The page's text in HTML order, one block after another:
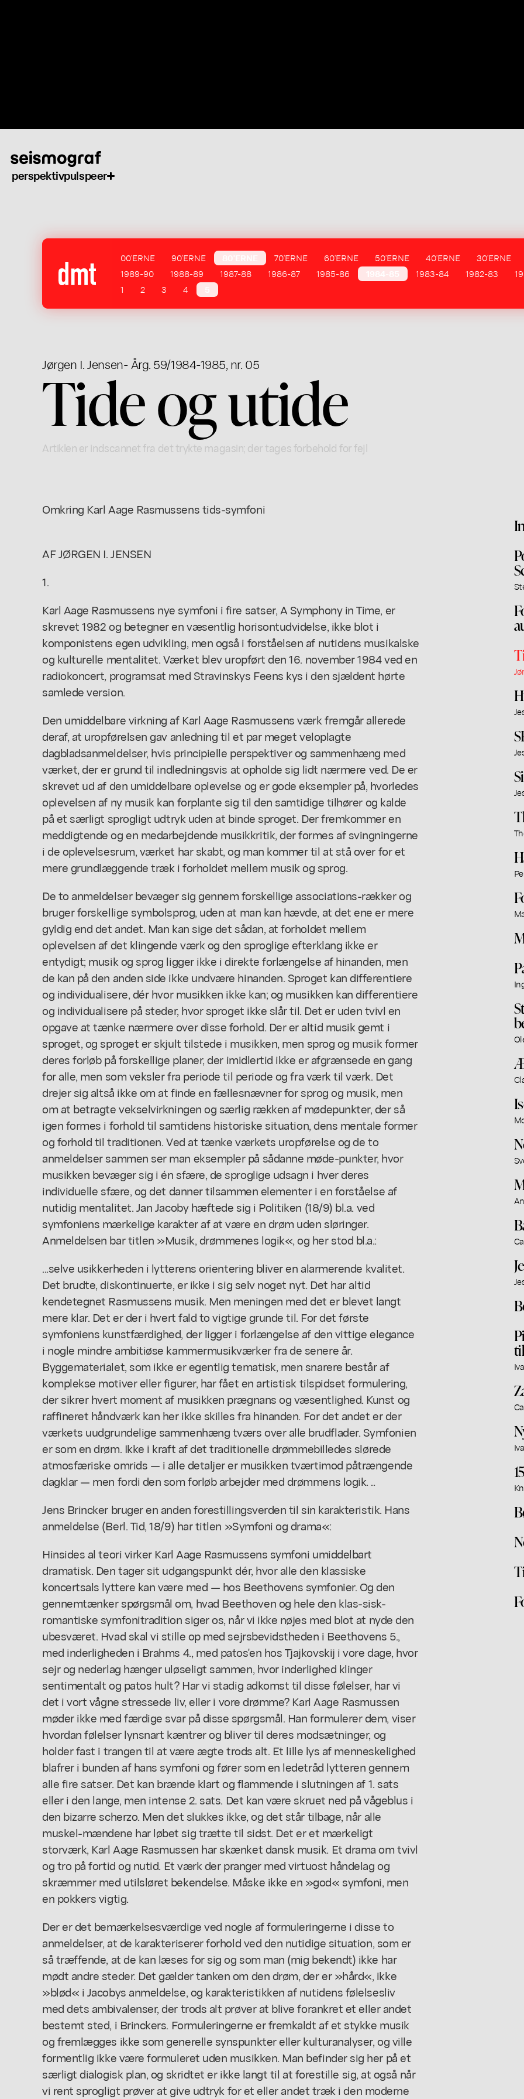
perspektivpulspeer
00'ERNE 90'ERNE 70'ERNE 60'ERNE 50'ERNE 40'ERNE 30'ERNE
1989-90
1988-89 1987-88 1986-87 1985-86 1983-84 1982-83
1
2 3 4
Jørgen I. Jensen- Årg. 59/1984-1985, nr. 05
Tide og utide
Artiklen er indscannet fra det trykte magasin; der tages forbehold for fejl
Omkring Karl Aage Rasmussens tids-symfoni
AF JØRGEN I. JENSEN
1.
Karl Aage Rasmussens nye symfoni i fire satser, A Symphony in Time, er
skrevet 1982 og betegner en væsentlig horisontudvidelse, ikke blot i
komponistens egen udvikling, men også i forståelsen af nutidens musikalske
og kulturelle mentalitet. Værket blev uropført den 16. november 1984 ved en
radiokoncert, programsat med Stravinskys Feens kys i den sjældent hørte
samlede version.
Den umiddelbare virkning af Karl Aage Rasmussens værk fremgår allerede
deraf, at uropførelsen gav anledning til et par meget veloplagte
dagbladsanmeldelser, hvis principielle perspektiver og sammenhæng med
værket, der er grund til indledningsvis at opholde sig lidt nærmere ved. De er
skrevet ud af den umiddelbare oplevelse og er gode eksempler på, hvorledes
oplevelsen af ny musik kan forplante sig til den samtidige tilhører og kalde
på et særligt sprogligt udtryk uden at binde sproget. Der fremkommer en
meddigtende og en medarbejdende musikkritik, der formes af svingningerne
i de oplevelsesrum, værket har skabt, og man kommer til at stå over for et
mere grundlæggende træk i forholdet mellem musik og sprog.
De to anmeldelser bevæger sig gennem forskellige associations-rækker og
bruger forskellige symbolsprog, uden at man kan hævde, at det ene er mere
gyldig end det andet. Man kan sige det sådan, at forholdet mellem
oplevelsen af det klingende værk og den sproglige efterklang ikke er
entydigt; musik og sprog ligger ikke i direkte forlængelse af hinanden, men
de kan på den anden side ikke undvære hinanden. Sproget kan differentiere
og individualisere, dér hvor musikken ikke kan; og musikken kan differentiere
og individualisere på steder, hvor sproget ikke slår til. Det er uden tvivl en
opgave at tænke nærmere over disse forhold. Der er altid musik gemt i
sproget, og sproget er skjult tilstede i musikken, men sprog og musik former
deres forløb på forskellige planer, der imidlertid ikke er afgrænsede en gang
for alle, men som veksler fra periode til periode og fra værk til værk. Det
drejer sig altså ikke om at finde en fællesnævner for sprog og musik, men
om at betragte vekselvirkningen og særlig rækken af mødepunkter, der så
igen formes i forhold til samtidens historiske situation, dens mentale former
og forhold til traditionen. Ved at tænke værkets uropførelse og de to
anmeldelser sammen ser man eksempler på sådanne møde-punkter, hvor
musikken bevæger sig i én sfære, de sproglige udsagn i hver deres
individuelle sfære, og det danner tilsammen elementer i en forståelse af
nutidig mentalitet. Jan Jacoby hæftede sig i Politiken (18/9) bl.a. ved
symfoniens mærkelige karakter af at være en drøm uden sløringer.
Anmeldelsen bar titlen »Musik, drømmenes logik«, og her stod bl.a.:
...selve usikkerheden i lytterens orientering bliver en alarmerende kvalitet.
Det brudte, diskontinuerte, er ikke i sig selv noget nyt. Det har altid
kendetegnet Rasmussens musik. Men meningen med det er blevet langt
mere klar. Det er der i hvert fald to vigtige grunde til. For det første
symfoniens kunstfærdighed, der ligger i forlængelse af den vittige elegance
i nogle mindre ambitiøse kammermusikværker fra de senere år.
Byggematerialet, som ikke er egentlig tematisk, men snarere består af
komplekse motiver eller figurer, har fået en artistisk tilspidset formulering,
der sikrer hvert moment af musikken prægnans og væsentlighed. Kunst og
raffineret håndværk kan her ikke skilles fra hinanden. For det andet er der
værkets uudgrundelige sammenhæng tværs over alle brudflader. Symfonien
er som en drøm. Ikke i kraft af det traditionelle drømmebilledes slørede
atmosfæriske omrids — i alle detaljer er musikken tværtimod påtrængende
dagklar — men fordi den som forløb arbejder med drømmens logik. ..
Jens Brincker bruger en anden forestillingsverden til sin karakteristik. Hans
anmeldelse (Berl. Tid, 18/9) har titlen »Symfoni og drama«:
Hinsides al teori virker Karl Aage Rasmussens symfoni umiddelbart
dramatisk. Den tager sit udgangspunkt dér, hvor alle den klassiske
koncertsals lyttere kan være med — hos Beethovens symfonier. Og den
gennemtænker spørgsmål om, hvad Beethoven og hele den klas-sisk-
romantiske symfonitradition siger os, når vi ikke nøjes med blot at nyde den
ubesværet. Hvad skal vi stille op med sejrsbevidstheden i Beethovens 5.,
med inderligheden i Brahms 4., med patos'en hos Tjajkovskij i vore dage, hvor
sejr og nederlag hænger uløseligt sammen, hvor inderlighed klinger
sentimentalt og patos hult? Har vi stadig adkomst til disse følelser, har vi
det i vort vågne stressede liv, eller i vore drømme? Karl Aage Rasmussen
møder ikke med færdige svar på disse spørgsmål. Han formulerer dem, viser
hvordan følelser lynsnart kæntrer og bliver til deres modsætninger, og
holder fast i trangen til at være ægte trods alt. Et lille lys af menneskelighed
blafrer i bunden af hans symfoni og fører som en ledetråd lytteren gennem
alle fire satser. Det kan brænde klart og flammende i slutningen af 1. sats
eller i den lange, men intense 2. sats. Det kan være skruet ned på vågeblus i
den bizarre scherzo. Men det slukkes ikke, og det står tilbage, når alle
muskel-mændene har løbet sig trætte til sidst. Det er et mærkeligt
storværk, Karl Aage Rasmussen har skænket dansk musik. Et drama om tvivl
og tro på fortid og nutid. Et værk der pranger med virtuost håndelag og
skræmmer med utilsløret bekendelse. Måske ikke en »god« symfoni, men
en pokkers vigtig.
Der er det bemærkelsesværdige ved nogle af formuleringerne i disse to
anmeldelser, at de karakteriserer forhold ved den nutidige situation, som er
så træffende, at de kan læses for sig og som man (mig bekendt) ikke har
mødt andre steder. Det gælder tanken om den drøm, der er »hård«, ikke
»blød« i Jacobys anmeldelse, og karakteristikken af nutidens følelsesliv
med dets ambivalenser, der trods alt prøver at blive forankret et eller andet
bestemt sted, i Brinckers. Formuleringerne er fremkaldt af et stykke musik
og fremlægges ikke som generelle synspunkter eller kulturanalyser, og ville
formentlig ikke være formuleret uden musikken. Man befinder sig her på et
særligt dialogisk plan, og skridtet er ikke langt til at forestille sig, at også når
vi rent sprogligt prøver at give udtryk for et eller andet træk i den moderne